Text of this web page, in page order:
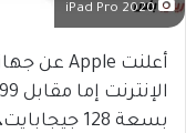
iPad Pro 2020
أعلنت Apple عن جهاز
بسعة 128